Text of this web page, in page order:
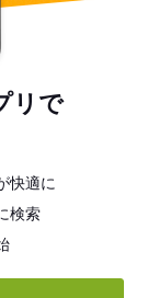
リで
快適に
検索